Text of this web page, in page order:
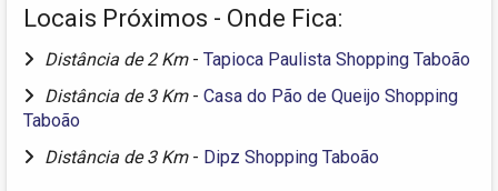
Locais Próximos - Onde Fica:
Distância de 2 Km - Tapioca Paulista Shopping Taboão
Distância de 3 Km - Casa do Pão de Queijo Shopping
Taboão
Distância de 3 Km - Dipz Shopping Taboão